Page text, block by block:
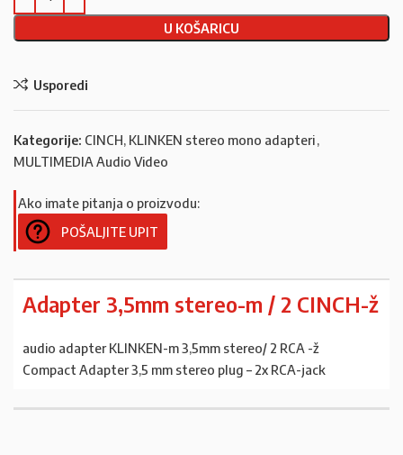
U KOŠARICU
Usporedi
Kategorije: CINCH, KLINKEN stereo mono adapteri,
MULTIMEDIA Audio Video
Ako imate pitanja o proizvodu:
POŠALJITE UPIT
Adapter 3,5mm stereo-m / 2 CINCH-ž
audio adapter KLINKEN-m 3,5mm stereo/ 2 RCA -ž
Compact Adapter 3,5 mm stereo plug – 2x RCA-jack